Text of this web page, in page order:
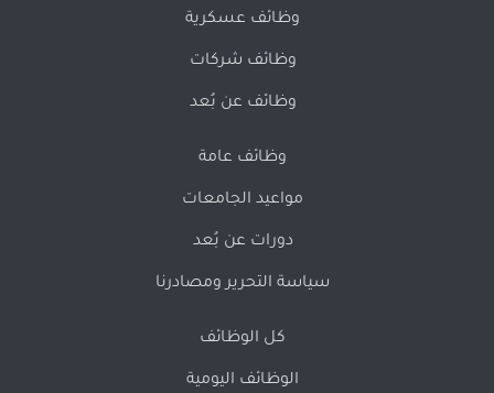
وظائف عسكرية
وظائف شركات
وظائف عن بُعد
وظائف عامة
مواعيد الجامعات
دورات عن بُعد
سياسة التحرير ومصادرنا
كل الوظائف
الوظائف اليومية